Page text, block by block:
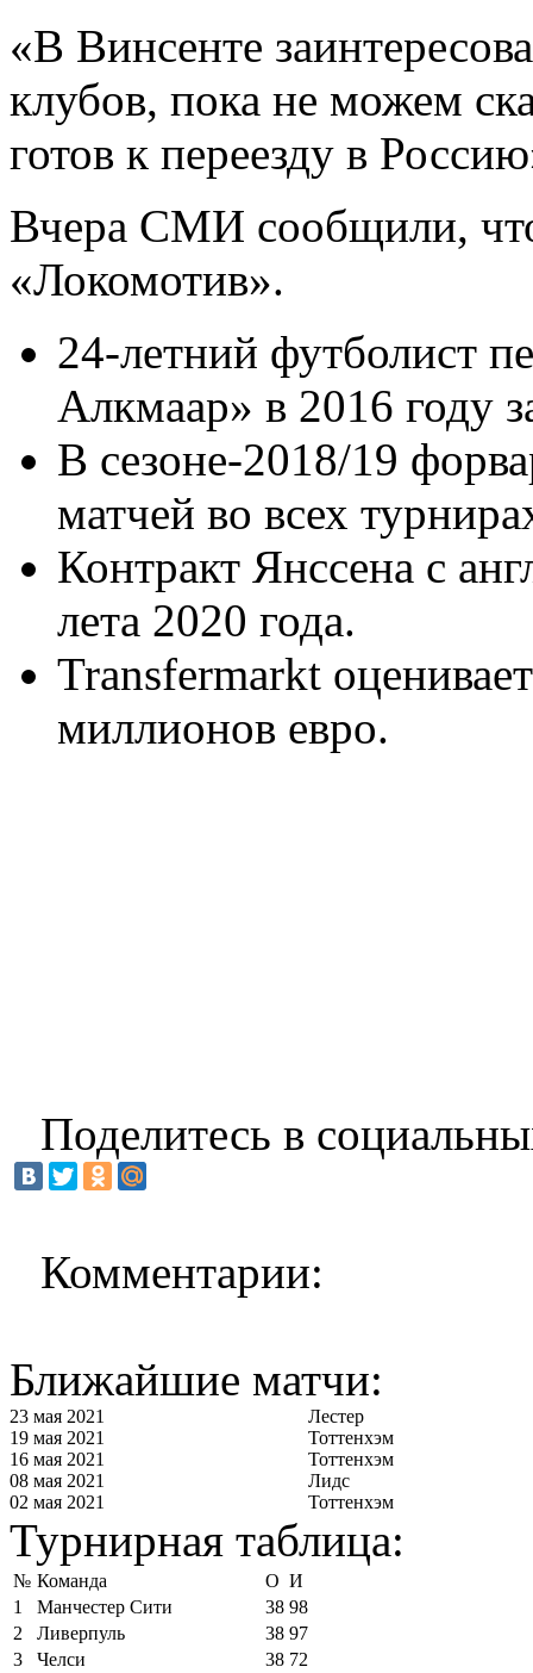
«В Винсенте
клубов, пока не можем
готов к переезду в
Вчера СМИ сообщили,
«Локомотив».
24-летний футболист
Алкмаар» в 2016 году
В сезоне-2018/19
матчей во всех
Контракт Янссена с
лета 2020 года.
Transfermarkt
миллионов евро.
Поделитесь в
Комментарии:
Ближайшие матчи:
23 мая 2021
Лестер
19 мая 2021
Тоттенхэм
16 мая 2021
Тоттенхэм
08 мая 2021
Лидс
02 мая 2021
Тоттенхэм
Турнирная таблица:
№ Команда О И
1
Манчестер Сити 38 98
2
Ливерпуль 38 97
3
Челси 38 72